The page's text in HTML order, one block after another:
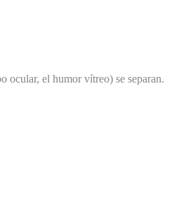
ocular, el humor vítreo) se separan.